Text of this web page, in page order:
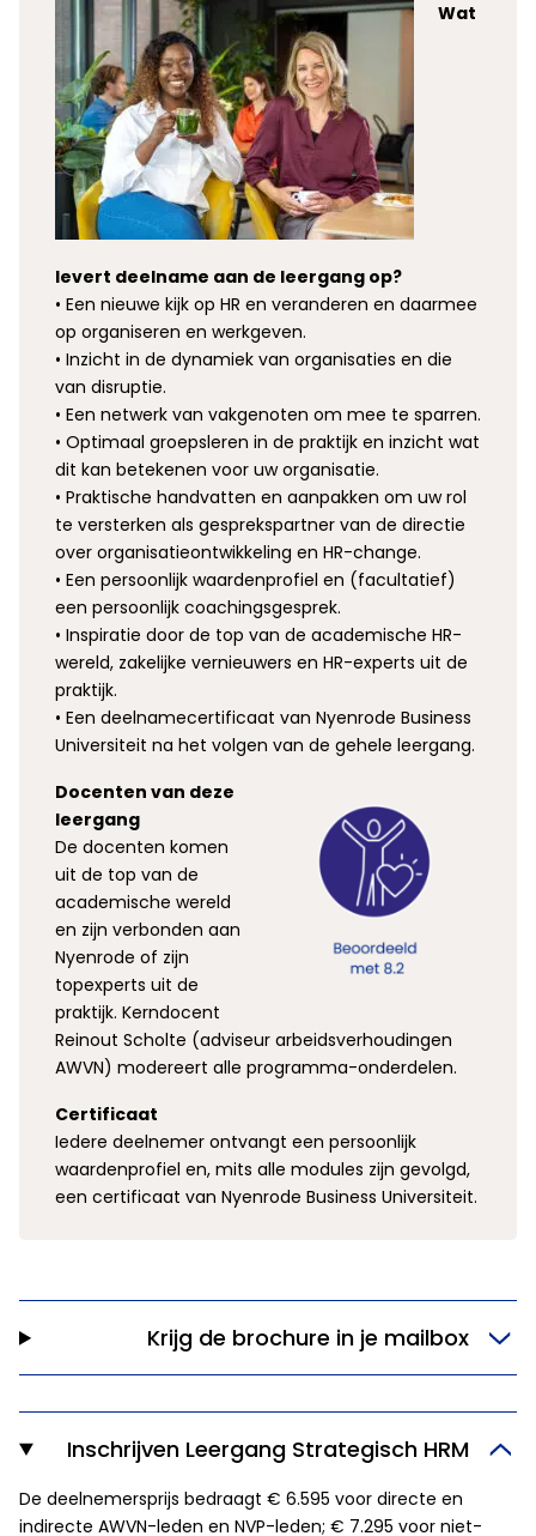
Wat
levert deelname aan de leergang op?
• Een nieuwe kijk op HR en veranderen en daarmee
op organiseren en werkgeven.
• Inzicht in de dynamiek van organisaties en die
van disruptie.
• Een netwerk van vakgenoten om mee te sparren.
• Optimaal groepsleren in de praktijk en inzicht wat
dit kan betekenen voor uw organisatie.
• Praktische handvatten en aanpakken om uw rol
te versterken als gesprekspartner van de directie
over organisatieontwikkeling en HR-change.
• Een persoonlijk waardenprofiel en (facultatief)
een persoonlijk coachingsgesprek.
• Inspiratie door de top van de academische HR-
wereld, zakelijke vernieuwers en HR-experts uit de
praktijk.
• Een deelnamecertificaat van Nyenrode Business
Universiteit na het volgen van de gehele leergang.
Docenten van deze
leergang
De docenten komen
uit de top van de
academische wereld
en zijn verbonden aan
Nyenrode of zijn
topexperts uit de
praktijk. Kerndocent
Reinout Scholte (adviseur arbeidsverhoudingen
AWVN) modereert alle programma-onderdelen.
Certificaat
Iedere deelnemer ontvangt een persoonlijk
waardenprofiel en, mits alle modules zijn gevolgd,
een certificaat van Nyenrode Business Universiteit.
Krijg de brochure in je mailbox
Inschrijven Leergang Strategisch HRM
De deelnemersprijs bedraagt € 6.595 voor directe en
indirecte AWVN-leden en NVP-leden; € 7.295 voor niet-